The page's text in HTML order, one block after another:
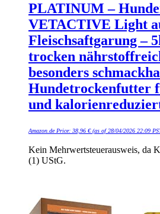
PLATINUM –
VETACTIVE Light
Fleischsaftgarung –
trocken
besonders
Hundetrockenfutter
und
Amazon.de Price: 38,96 €(as of 28/04/2026 22:09
Kein Mehrwertsteuerausweis, da
(1) UStG.